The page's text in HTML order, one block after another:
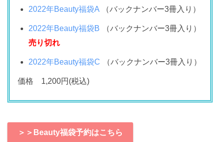
2022年Beauty福袋A （バックナンバー3冊入り）
2022年Beauty福袋B
（バックナンバー3冊入り）
売り切れ
2022年Beauty福袋C （バックナンバー3冊入り）
価格 1,200円(税込)
＞＞Beauty福袋予約はこちら